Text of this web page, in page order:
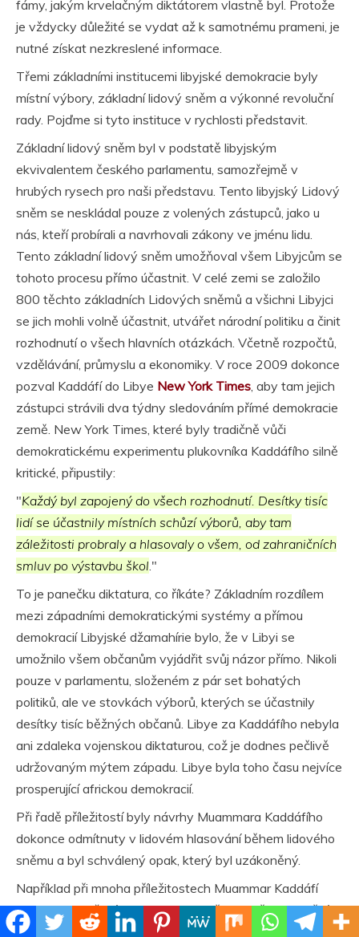
fámy, jakým krvelačným diktátorem vlastně byl. Protože
je vždycky důležité se vydat až k samotnému prameni, je
nutné získat nezkreslené informace.
Třemi základními institucemi libyjské demokracie byly
místní výbory, základní lidový sněm a výkonné revoluční
rady. Pojďme si tyto instituce v rychlosti představit.
Základní lidový sněm byl v podstatě libyjským
ekvivalentem českého parlamentu, samozřejmě v
hrubých rysech pro naši představu. Tento libyjský Lidový
sněm se neskládal pouze z volených zástupců, jako u
nás, kteří probírali a navrhovali zákony ve jménu lidu.
Tento základní lidový sněm umožňoval všem Libyjcům se
tohoto procesu přímo účastnit. V celé zemi se založilo
800 těchto základních Lidových sněmů a všichni Libyjci
se jich mohli volně účastnit, utvářet národní politiku a činit
rozhodnutí o všech hlavních otázkách. Včetně rozpočtů,
vzdělávání, průmyslu a ekonomiky. V roce 2009 dokonce
pozval Kaddáfí do Libye New York Times, aby tam jejich
zástupci strávili dva týdny sledováním přímé demokracie
země. New York Times, které byly tradičně vůči
demokratickému experimentu plukovníka Kaddáfího silně
kritické, připustily:
"Každý byl zapojený do všech rozhodnutí. Desítky tisíc
lidí se účastnily místních schůzí výborů, aby tam
záležitosti probraly a hlasovaly o všem, od zahraničních
smluv po výstavbu škol."
To je panečku diktatura, co říkáte? Základním rozdílem
mezi západními demokratickými systémy a přímou
demokracií Libyjské džamahírie bylo, že v Libyi se
umožnilo všem občanům vyjádřit svůj názor přímo. Nikoli
pouze v parlamentu, složeném z pár set bohatých
politiků, ale ve stovkách výborů, kterých se účastnily
desítky tisíc běžných občanů. Libye za Kaddáfího nebyla
ani zdaleka vojenskou diktaturou, což je dodnes pečlivě
udržovaným mýtem západu. Libye byla toho času nejvíce
prosperující africkou demokracií.
Při řadě příležitostí byly návrhy Muammara Kaddáfího
dokonce odmítnuty v lidovém hlasování během lidového
sněmu a byl schválený opak, který byl uzákoněný.
Například při mnoha příležitostech Muammar Kaddáfí
navrhoval zrušení trestu smrti a tlačil na upřednostnění
domácího vyučování před tradičními školami. Nicméně